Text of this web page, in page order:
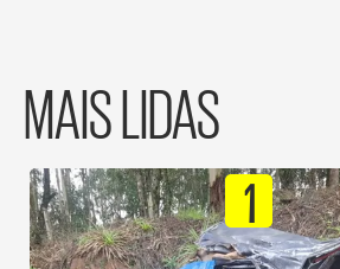
MAIS LIDAS
1